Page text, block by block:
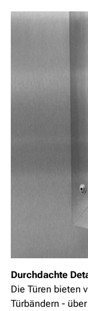
Durchdachte
Die Türen bieten
Türbändern -